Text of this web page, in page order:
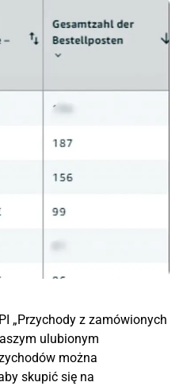
„Przychody z zamówionych
ulubionym
można
skupić się na